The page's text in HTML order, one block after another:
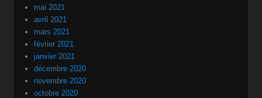
mai 2021
avril 2021
mars 2021
février 2021
janvier 2021
décembre 2020
novembre 2020
octobre 2020